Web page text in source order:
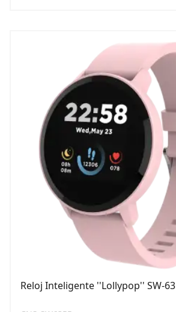
Reloj Inteligente ''Lollypop'' SW-63